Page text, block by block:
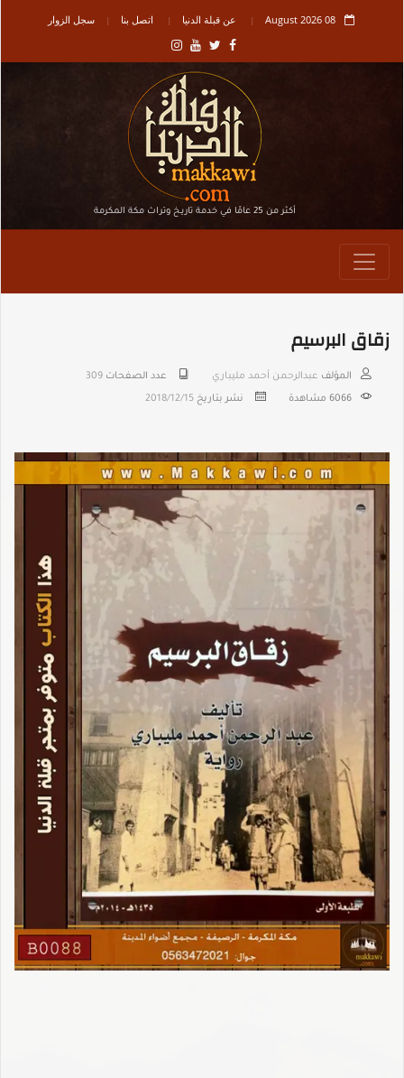
08 August 2026 عن قبلة الدنيا اتصل بنا سجل الزوار
أكثر من 25 عامًا في خدمة تاريـخ وتراث مكة المكرمة
زقاق البرسيم
المؤلف عبدالرحمن أحمد مليباري عدد الصفحات 309
6066 مشاهدة نشر بتاريخ 2018/12/15